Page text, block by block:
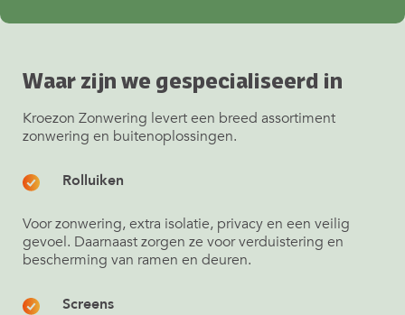
Waar zijn we gespecialiseerd in
Kroezon Zonwering levert een breed assortiment
zonwering en buitenoplossingen.
Rolluiken
Voor zonwering, extra isolatie, privacy en een veilig
gevoel. Daarnaast zorgen ze voor verduistering en
bescherming van ramen en deuren.
Screens